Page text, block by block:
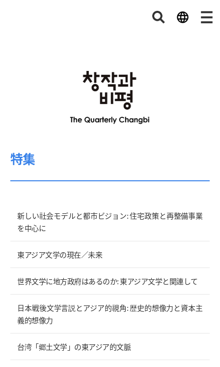
特集
新しい社会モデルと都市ビジョン: 住宅政策と再整備事業
を中心に
東アジア文学の現在／未来
世界文学に地方政府はあるのか: 東アジア文学と関連して
日本戦後文学言説とアジア的視角: 歴史的想像力と資本主
義的想像力
台湾「郷土文学」の東アジア的文脈